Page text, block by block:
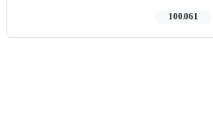
100,061